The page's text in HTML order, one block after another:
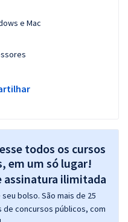
e Mac
todos os cursos
em um só lugar!
bolso. São mais de 25
de concursos públicos, com